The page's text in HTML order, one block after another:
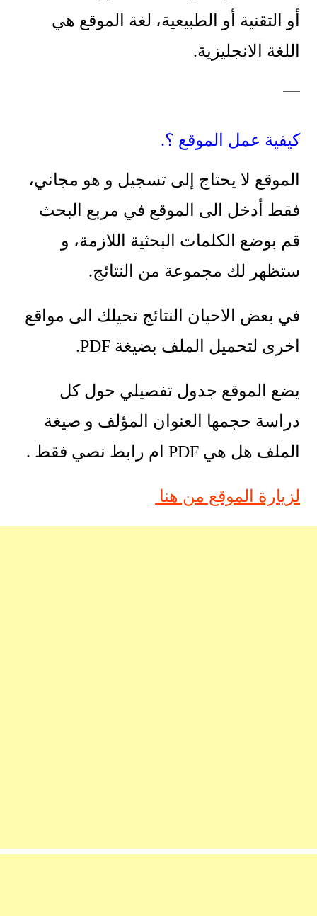
أو التقنية أو الطبيعية، لغة الموقع هي
اللغة الانجليزية.
—–
كيفية عمل الموقع ؟.
الموقع لا يحتاج إلى تسجيل و هو مجاني،
فقط أدخل الى الموقع في مربع البحث
قم بوضع الكلمات البحثية اللازمة، و
ستظهر لك مجموعة من النتائج.
في بعض الاحيان النتائج تحيلك الى مواقع
اخرى لتحميل الملف بضيغة PDF.
يضع الموقع جدول تفصيلي حول كل
دراسة حجمها العنوان المؤلف و صيغة
الملف هل هي PDF ام رابط نصي فقط .
لزيارة الموقع من هنا